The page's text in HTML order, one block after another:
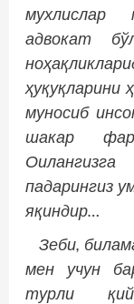
мухлислар
адвокат
ҳуқуқларини
муносиб
шакар
падарингиз
яқиндир…
Зеби,
мен учун
турли